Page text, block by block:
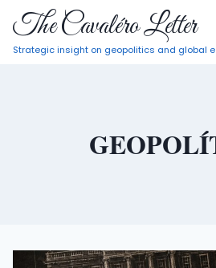
Pular
paraThe Cavaléro Letter
Strategic insight on geopolitics and global